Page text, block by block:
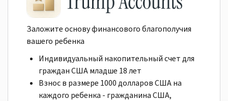
Заложите основу финансового благополучия
вашего ребенка
Индивидуальный накопительный счет для
граждан США младше 18 лет
Взнос в размере 1000 долларов США на
каждого ребенка - гражданина США,